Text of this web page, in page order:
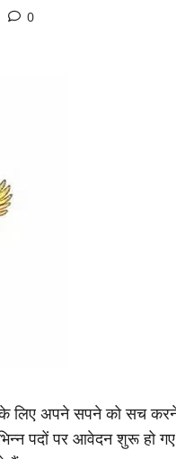
0
के लिए अपने सपने को सच
पदों पर आवेदन शुरू हो